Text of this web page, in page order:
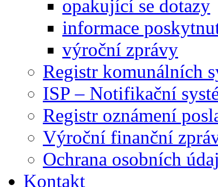
opakující se dotazy
informace
výroční zprávy
Registr komunálních
ISP – Notifikační
Registr oznámení
Výroční finanční
Ochrana osobních
Kontakt